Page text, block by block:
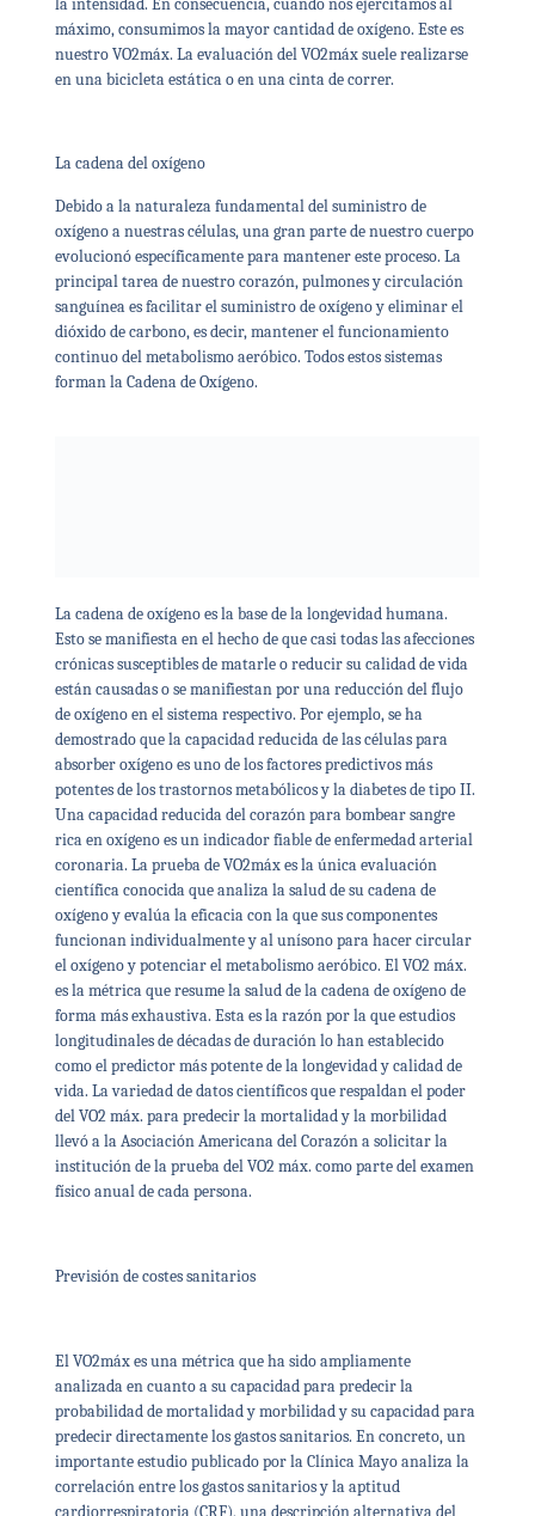
máximo, consumimos la mayor cantidad de oxígeno. Este es
nuestro VO2máx. La evaluación del VO2máx suele realizarse
en una bicicleta estática o en una cinta de correr.
La cadena del oxígeno
Debido a la naturaleza fundamental del suministro de
oxígeno a nuestras células, una gran parte de nuestro cuerpo
evolucionó específicamente para mantener este proceso. La
principal tarea de nuestro corazón, pulmones y circulación
sanguínea es facilitar el suministro de oxígeno y eliminar el
dióxido de carbono, es decir, mantener el funcionamiento
continuo del metabolismo aeróbico. Todos estos sistemas
forman la Cadena de Oxígeno.
La cadena de oxígeno es la base de la longevidad humana.
Esto se manifiesta en el hecho de que casi todas las afecciones
crónicas susceptibles de matarle o reducir su calidad de vida
están causadas o se manifiestan por una reducción del flujo
de oxígeno en el sistema respectivo. Por ejemplo, se ha
demostrado que la capacidad reducida de las células para
absorber oxígeno es uno de los factores predictivos más
potentes de los trastornos metabólicos y la diabetes de tipo II.
Una capacidad reducida del corazón para bombear sangre
rica en oxígeno es un indicador fiable de enfermedad arterial
coronaria. La prueba de VO2máx es la única evaluación
científica conocida que analiza la salud de su cadena de
oxígeno y evalúa la eficacia con la que sus componentes
funcionan individualmente y al unísono para hacer circular
el oxígeno y potenciar el metabolismo aeróbico. El VO2 máx.
es la métrica que resume la salud de la cadena de oxígeno de
forma más exhaustiva. Esta es la razón por la que estudios
longitudinales de décadas de duración lo han establecido
como el predictor más potente de la longevidad y calidad de
vida. La variedad de datos científicos que respaldan el poder
del VO2 máx. para predecir la mortalidad y la morbilidad
llevó a la Asociación Americana del Corazón a solicitar la
institución de la prueba del VO2 máx. como parte del examen
físico anual de cada persona.
Previsión de costes sanitarios
El VO2máx es una métrica que ha sido ampliamente
analizada en cuanto a su capacidad para predecir la
probabilidad de mortalidad y morbilidad y su capacidad para
predecir directamente los gastos sanitarios. En concreto, un
importante estudio publicado por la Clínica Mayo analiza la
correlación entre los gastos sanitarios y la aptitud
cardiorrespiratoria (CRF), una descripción alternativa del